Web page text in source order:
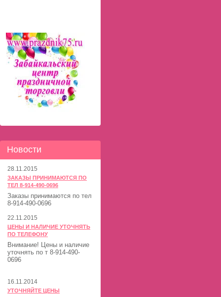
Новости
28.11.2015
ЗАКАЗЫ ПРИНИМАЮТСЯ ПО
ТЕЛ 8-914-490-0696
Заказы принимаются по тел
8-914-490-0696
22.11.2015
ЦЕНЫ И НАЛИЧИЕ УТОЧНЯТЬ
ПО ТЕЛЕФОНУ
Внимание! Цены и наличие
уточнять по т 8-914-490-
0696
16.11.2014
УТОЧНЯЙТЕ ЦЕНЫ